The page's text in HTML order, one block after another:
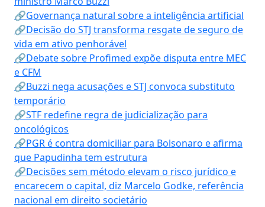
🔗Governança natural sobre a inteligência artificial
🔗Decisão do STJ transforma resgate de seguro de
vida em ativo penhorável
🔗Debate sobre Profimed expõe disputa entre MEC
e CFM
🔗Buzzi nega acusações e STJ convoca substituto
temporário
🔗STF redefine regra de judicialização para
oncológicos
🔗PGR é contra domiciliar para Bolsonaro e afirma
que Papudinha tem estrutura
🔗Decisões sem método elevam o risco jurídico e
encarecem o capital, diz Marcelo Godke, referência
nacional em direito societário